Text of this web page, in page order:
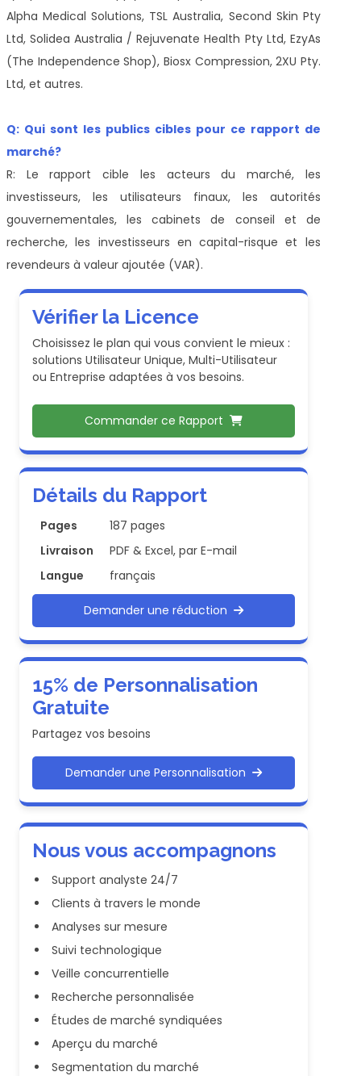
Alpha Medical Solutions, TSL Australia, Second Skin Pty
Ltd, Solidea Australia / Rejuvenate Health Pty Ltd, EzyAs
(The Independence Shop), Biosx Compression, 2XU Pty.
Ltd, et autres.
Q: Qui sont les publics cibles pour ce rapport de
marché?
R: Le rapport cible les acteurs du marché, les
investisseurs, les utilisateurs finaux, les autorités
gouvernementales, les cabinets de conseil et de
recherche, les investisseurs en capital-risque et les
revendeurs à valeur ajoutée (VAR).
Vérifier la Licence
Choisissez le plan qui vous convient le mieux :
solutions Utilisateur Unique, Multi-Utilisateur
ou Entreprise adaptées à vos besoins.
Commander ce Rapport
Détails du Rapport
Pages
187 pages
Livraison
PDF & Excel, par E-mail
Langue
français
Demander une réduction
15% de Personnalisation
Gratuite
Partagez vos besoins
Demander une Personnalisation
Nous vous accompagnons
Support analyste 24/7
Clients à travers le monde
Analyses sur mesure
Suivi technologique
Veille concurrentielle
Recherche personnalisée
Études de marché syndiquées
Aperçu du marché
Segmentation du marché